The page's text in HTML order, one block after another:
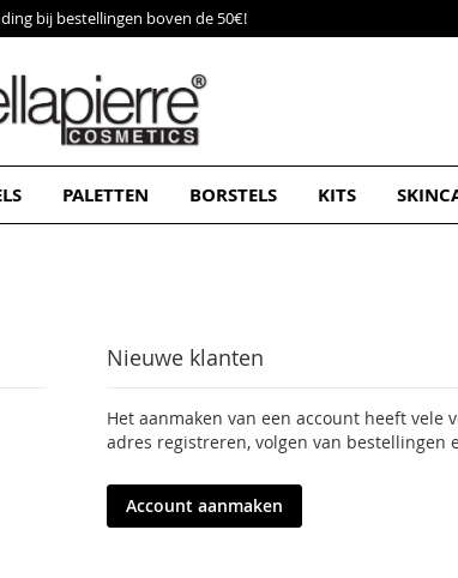
bij bestellingen boven de 50€!
PALETTEN BORSTELS KITS
Nieuwe klanten
Het aanmaken van een account heeft
adres registreren, volgen van bestellingen
Account aanmaken